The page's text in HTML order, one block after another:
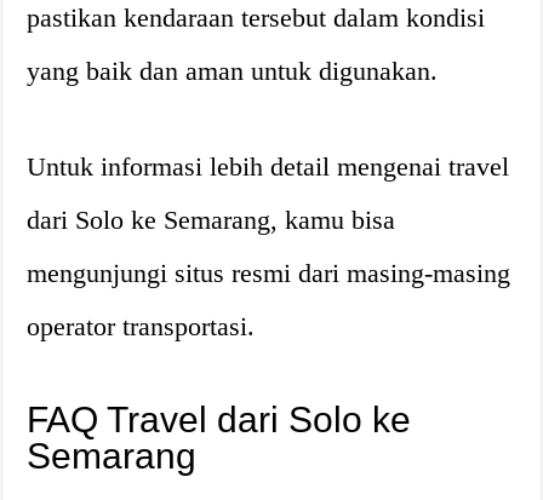
pastikan kendaraan tersebut dalam kondisi
yang baik dan aman untuk digunakan.
Untuk informasi lebih detail mengenai travel
dari Solo ke Semarang, kamu bisa
mengunjungi situs resmi dari masing-masing
operator transportasi.
FAQ Travel dari Solo ke
Semarang